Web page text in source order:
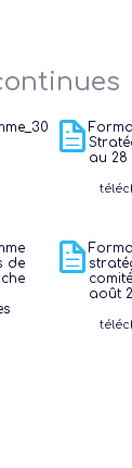
au 28
de
août